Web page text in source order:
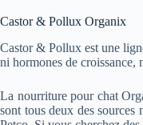
Castor & Pollux Organix
Castor & Pollux est une
ni hormones de croissance,
La nourriture pour chat
sont tous deux des